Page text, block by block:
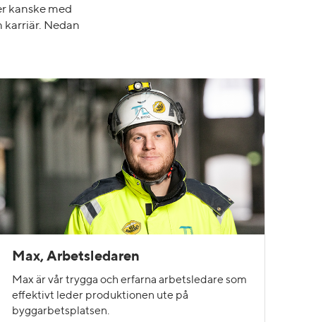
kanske med
karriär. Nedan
Max, Arbetsledaren
Max är vår trygga och erfarna arbetsledare som
effektivt leder produktionen ute på
byggarbetsplatsen.